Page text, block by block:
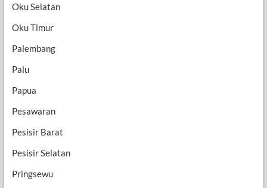
Oku Selatan
Oku Timur
Palembang
Palu
Papua
Pesawaran
Pesisir Barat
Pesisir Selatan
Pringsewu